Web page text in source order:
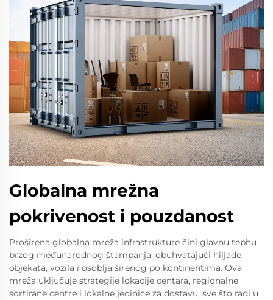
Globalna mrežna
pokrivenost i pouzdanost
Proširena globalna mreža infrastrukture čini glavnu tephu
brzog međunarodnog štampanja, obuhvatajući hiljade
objekata, vozila i osoblja širenog po kontinentima. Ova
mreža uključuje strategije lokacije centara, regionalne
sortirane centre i lokalne jedinice za dostavu, sve što radi u